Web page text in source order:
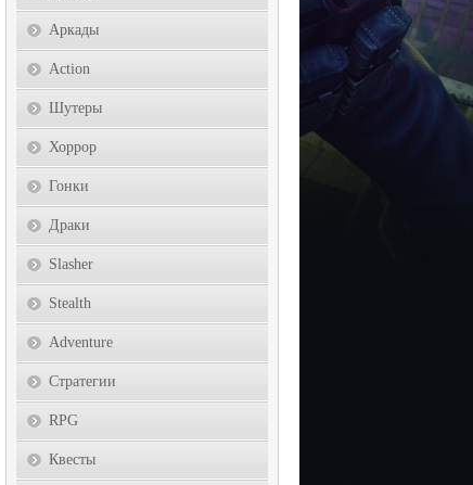
Аркады
Action
Шутеры
Хоррор
Гонки
Драки
Slasher
Stealth
Adventure
Стратегии
RPG
Квесты